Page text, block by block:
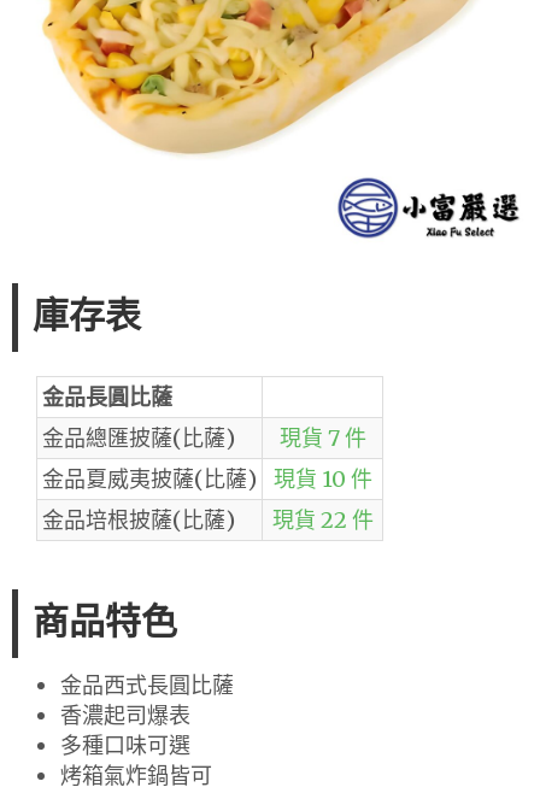
庫存表
金品長圓比薩
金品總匯披薩(比薩)
現貨 7 件
金品夏威夷披薩(比薩)
現貨 10 件
金品培根披薩(比薩)
現貨 22 件
商品特色
金品西式長圓比薩
香濃起司爆表
多種口味可選
烤箱氣炸鍋皆可